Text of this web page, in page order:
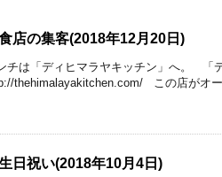
店の集客(2018年12月20日)
チは「ディヒマラヤキッチン」へ。 「
thehimalayakitchen.com/ この店がオ
日祝い(2018年10月4日)